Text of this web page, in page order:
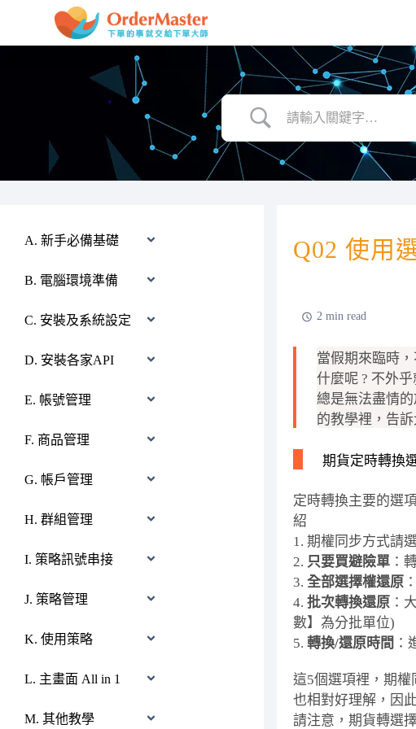
A. 新手必備基礎
B. 電腦環境準備
C. 安裝及系統設定
D. 安裝各家API
E. 帳號管理
F. 商品管理
G. 帳戶管理
H. 群組管理
I. 策略訊號串接
J. 策略管理
K. 使用策略
L. 主畫面 All in 1
M. 其他教學
Q02 使用
2 min read
當假期來臨時
什麼呢 ? 不外
總是無法盡情
的教學裡，告
期貨定時轉換
定時轉換主要的選
紹
1. 期權同步方式請
2. 只要買避險單：
3. 全部選擇權還原
4. 批次轉換還原：
數】為分批單位)
5. 轉換/還原時間 ：
這5個選項裡，期
也相對好理解，因
請注意，期貨轉選